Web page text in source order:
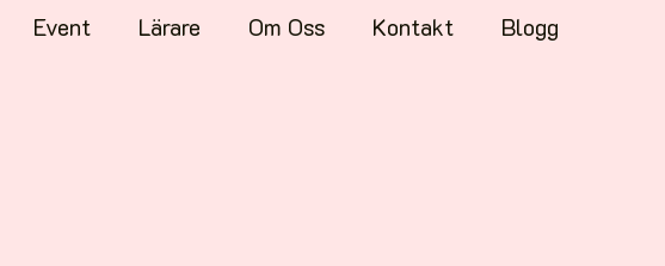
Event Lärare Om Oss Kontakt Blogg